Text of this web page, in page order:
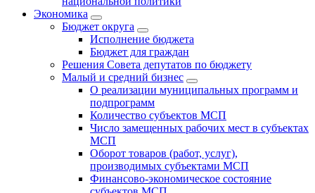
Экономика
Бюджет округa
Исполнение бюджета
Бюджет для граждан
Решения Совета депутатов по бюджету
Малый и средний бизнес
О реализации муниципальных программ и
подпрограмм
Количество субъектов МСП
Число замещенных рабочих мест в субъектах
МСП
Оборот товаров (работ, услуг),
производимых субъектами МСП
Финансово-экономическое состояние